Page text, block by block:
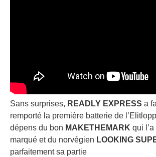
Sans surprises, READLY EXPRESS a
remporté la première batterie de
dépens du bon MAKETHEMARK qui
marqué et du norvégien LOOKING
parfaitement sa partie